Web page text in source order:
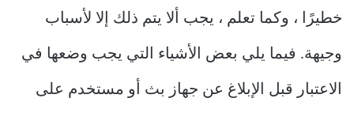
خطيرًا ، وكما تعلم ، يجب ألا يتم ذلك إلا لأسباب
وجيهة. فيما يلي بعض الأشياء التي يجب وضعها في
الاعتبار قبل الإبلاغ عن جهاز بث أو مستخدم على